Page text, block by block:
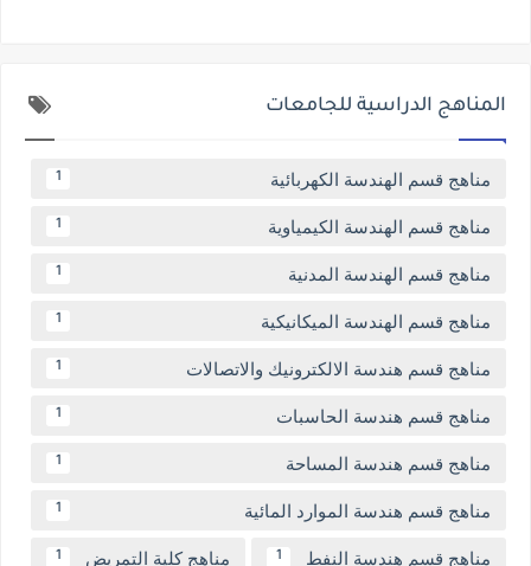
المناهج الدراسية للجامعات
مناهج قسم الهندسة الكهربائية 1
مناهج قسم الهندسة الكيمياوية 1
مناهج قسم الهندسة المدنية 1
مناهج قسم الهندسة الميكانيكية 1
مناهج قسم هندسة الالكترونيك والاتصالات 1
مناهج قسم هندسة الحاسبات 1
مناهج قسم هندسة المساحة 1
مناهج قسم هندسة الموارد المائية 1
مناهج قسم هندسة النفط 1 مناهج كلية التمريض 1